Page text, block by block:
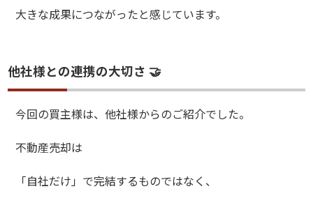
大きな成果につながったと感じています。
他社様との連携の大切さ 🤝
今回の買主様は、他社様からのご紹介でした。
不動産売却は
「自社だけ」で完結するものではなく、